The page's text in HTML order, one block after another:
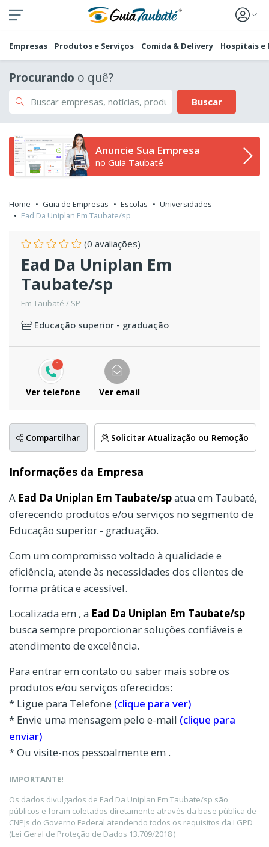
Empresas Produtos e Serviços Comida & Delivery Hospitais e
Procurando o quê?
Buscar
Anuncie Sua Empresa
no Guia Taubaté
Home Guia de Empresas Escolas
Universidades
Ead Da Uniplan Em Taubate/sp
(0 avaliações)
Ead Da Uniplan Em
Taubate/sp
Em Taubaté / SP
Educação superior - graduação
1
Ver telefone Ver email
Compartilhar Solicitar Atualização ou Remoção
Informações da Empresa
A Ead Da Uniplan Em Taubate/spatua em Taubaté,
oferecendo produtos e/ou serviços no segmento de
Educação superior - graduação.
Com um compromisso voltado à qualidade e
eficiência, atende às necessidades dos clientes de
forma prática e acessível.
Localizada em , a Ead Da Uniplan Em Taubate/sp
busca sempre proporcionar soluções confiáveis e
atendimento de excelência.
Para entrar em contato ou saber mais sobre os
produtos e/ou serviços oferecidos:
* Ligue para Telefone (clique para ver)
* Envie uma mensagem pelo e-mail (clique para
enviar)
* Ou visite-nos pessoalmente em .
IMPORTANTE!
Os dados divulgados de Ead Da Uniplan Em Taubate/sp são
públicos e foram coletados diretamente através da base pública de
CNPJs do Governo Federal atendendo todos os requisitos da LGPD
(Lei Geral de Proteção de Dados 13.709/2018 )